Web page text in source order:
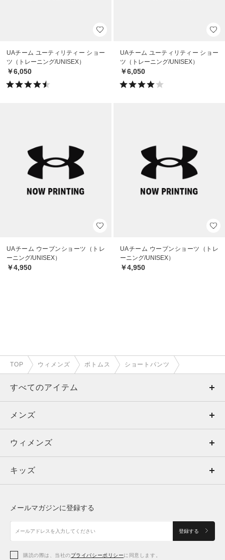
UAチーム ユーティリティー ショー
ツ（トレーニング/UNISEX）
￥6,050
UAチーム ユーティリティー ショー
ツ（トレーニング/UNISEX）
￥6,050
UAチーム ウーブンショーツ（トレ
ーニング/UNISEX）
￥4,950
UAチーム ウーブンショーツ（トレ
ーニング/UNISEX）
￥4,950
TOP ウィメンズ ボトムス ショートパンツ
すべてのアイテム
メンズ
ウィメンズ
キッズ
アクセサリー
メンズ
トップス
ボトムス
アクセサリー
ウィメンズ
トップス
アクセサリー
キッズ
シューズ
メールマガジンに登録する
登録する
購読の際は、当社のプライバシーポリシーに同意します。